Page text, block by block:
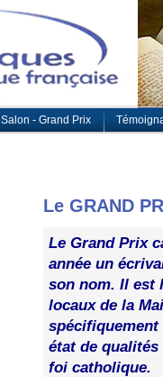
Salon - Grand Prix
Le GRAND
Le Grand Prix
année un
son nom. Il est
locaux de la
état de
foi catholique.